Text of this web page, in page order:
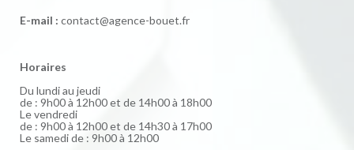
E-mail : contact@agence-bouet.fr
Horaires
Du lundi au jeudi
de : 9h00 à 12h00 et de 14h00 à 18h00
Le vendredi
de : 9h00 à 12h00 et de 14h30 à 17h00
Le samedi de : 9h00 à 12h00